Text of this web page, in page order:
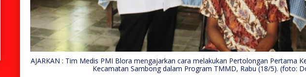
AJARKAN : Tim Medis PMI Blora mengajarkan cara melakukan Pertolongan Pertama
Kecamatan Sambong dalam Program TMMD, Rabu (18/5). (foto: